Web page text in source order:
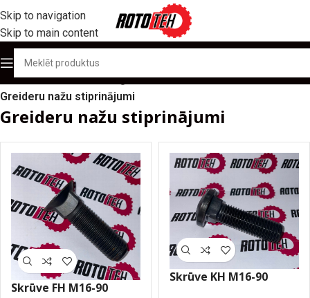
Skip to navigation
Skip to main content
Sākums/Produktu katalogs/Naži un materiāls kausiem/
Greideru nažu stiprinājumi
Greideru nažu stiprinājumi
Skrūve FH M16-90
Skrūve KH M16-90